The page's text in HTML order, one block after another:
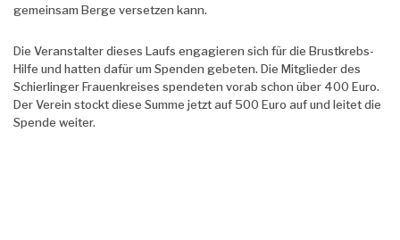
gemeinsam Berge versetzen kann.
Die Veranstalter dieses Laufs engagieren sich für die Brustkrebs-
Hilfe und hatten dafür um Spenden gebeten. Die Mitglieder des
Schierlinger Frauenkreises spendeten vorab schon über 400 Euro.
Der Verein stockt diese Summe jetzt auf 500 Euro auf und leitet die
Spende weiter.